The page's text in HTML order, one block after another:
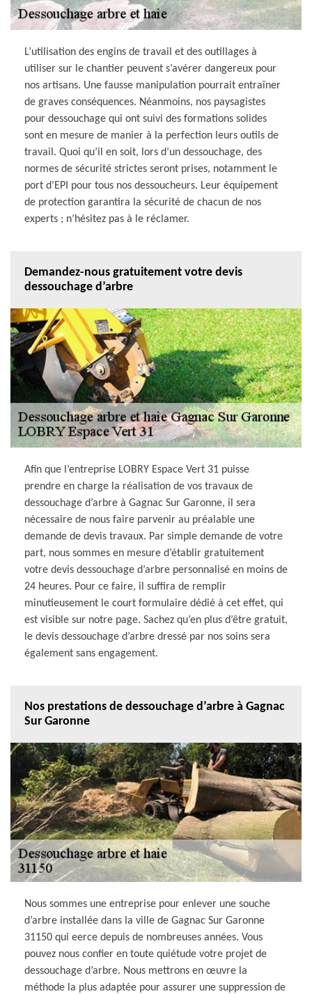
L’utilisation des engins de travail et des outillages à
utiliser sur le chantier peuvent s’avérer dangereux pour
nos artisans. Une fausse manipulation pourrait entraîner
de graves conséquences. Néanmoins, nos paysagistes
pour dessouchage qui ont suivi des formations solides
sont en mesure de manier à la perfection leurs outils de
travail. Quoi qu’il en soit, lors d’un dessouchage, des
normes de sécurité strictes seront prises, notamment le
port d’EPI pour tous nos dessoucheurs. Leur équipement
de protection garantira la sécurité de chacun de nos
experts ; n’hésitez pas à le réclamer.
Demandez-nous gratuitement votre devis
dessouchage d’arbre
Afin que l’entreprise LOBRY Espace Vert 31 puisse
prendre en charge la réalisation de vos travaux de
dessouchage d’arbre à Gagnac Sur Garonne, il sera
nécessaire de nous faire parvenir au préalable une
demande de devis travaux. Par simple demande de votre
part, nous sommes en mesure d’établir gratuitement
votre devis dessouchage d’arbre personnalisé en moins de
24 heures. Pour ce faire, il suffira de remplir
minutieusement le court formulaire dédié à cet effet, qui
est visible sur notre page. Sachez qu’en plus d’être gratuit,
le devis dessouchage d’arbre dressé par nos soins sera
également sans engagement.
Nos prestations de dessouchage d’arbre à Gagnac
Sur Garonne
Nous sommes une entreprise pour enlever une souche
d’arbre installée dans la ville de Gagnac Sur Garonne
31150 qui eerce depuis de nombreuses années. Vous
pouvez nous confier en toute quiétude votre projet de
dessouchage d’arbre. Nous mettrons en œuvre la
méthode la plus adaptée pour assurer une suppression de